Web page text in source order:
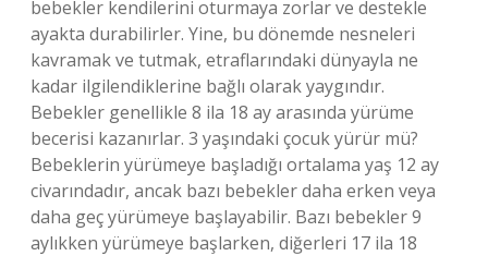
bebekler kendilerini oturmaya zorlar ve destekle
ayakta durabilirler. Yine, bu dönemde nesneleri
kavramak ve tutmak, etraflarındaki dünyayla ne
kadar ilgilendiklerine bağlı olarak yaygındır.
Bebekler genellikle 8 ila 18 ay arasında yürüme
becerisi kazanırlar. 3 yaşındaki çocuk yürür mü?
Bebeklerin yürümeye başladığı ortalama yaş 12 ay
civarındadır, ancak bazı bebekler daha erken veya
daha geç yürümeye başlayabilir. Bazı bebekler 9
aylıkken yürümeye başlarken, diğerleri 17 ila 18